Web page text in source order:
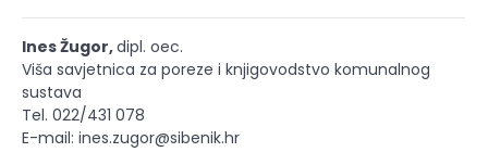
Ines Žugor,dipl. oec.
Viša savjetnica za poreze i knjigovodstvo komunalnog
sustava
Tel. 022/431 078
E-mail: ines.zugor@sibenik.hr